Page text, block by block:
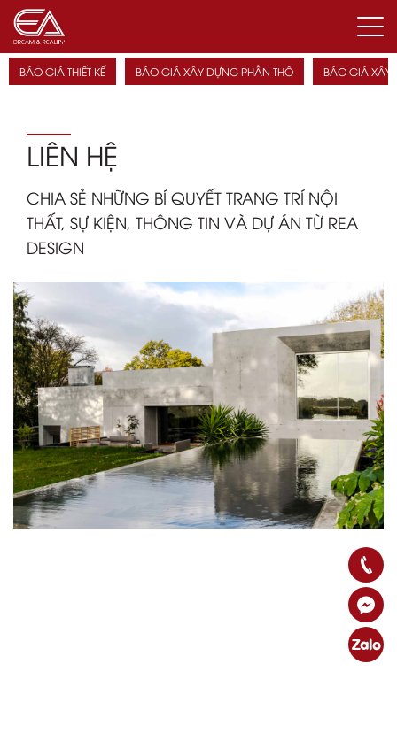
BÁO GIÁ THIẾT KẾ BÁO GIÁ XÂY DỰNG PHẦN THÔ BÁO GIÁ XÂY
LIÊN HỆ
CHIA SẺ NHỮNG BÍ QUYẾT TRANG TRÍ NỘI
THẤT, SỰ KIỆN, THÔNG TIN VÀ DỰ ÁN TỪ REA
DESIGN